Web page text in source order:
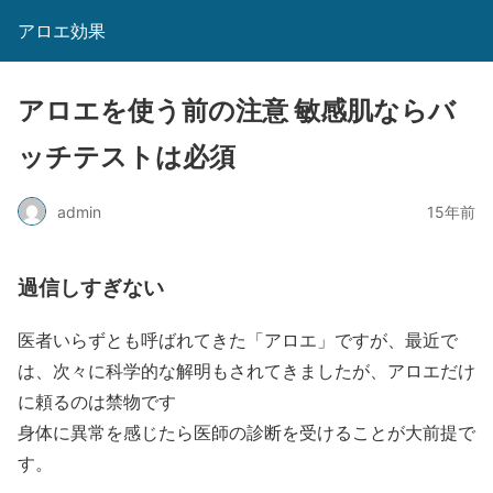
アロエ効果
アロエを使う前の注意 敏感肌ならバ
ッチテストは必須
admin 15年前
過信しすぎない
医者いらずとも呼ばれてきた「アロエ」ですが、最近で
は、次々に科学的な解明もされてきましたが、アロエだけ
に頼るのは禁物です
身体に異常を感じたら医師の診断を受けることが大前提で
す。